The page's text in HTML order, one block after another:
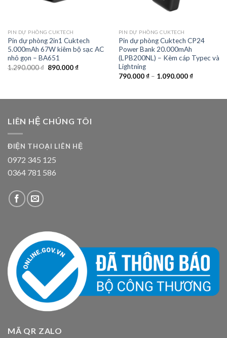
PIN DỰ PHÒNG CUKTECH
Pin dự phòng 2in1 Cuktech
5.000mAh 67W kiêm bộ sạc AC
nhỏ gọn – BA651
1.290.000₫ Giá
890.000₫Giá
PIN DỰ PHÒNG CUKTECH
Pin dự phòng Cuktech CP24
Power Bank 20.000mAh
(LPB200NL) – Kèm cáp Typec và
Lightning
790.000₫– 1.090.000₫
LIÊN HỆ CHÚNG TÔI
ĐIỆN THOẠI LIÊN HỆ
0972 345 125
0364 781 586
MÃ QR ZALO